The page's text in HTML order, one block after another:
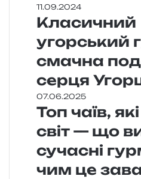
11.09.2024
Класичний
угорський
смачна
серця
07.06.2025
Топ чаїв,
світ — що
сучасні
чим це